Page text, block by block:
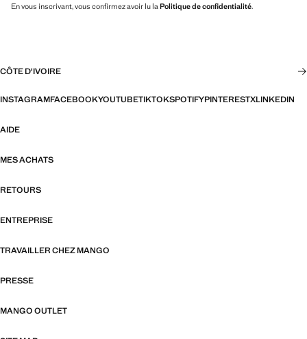
En vous inscrivant, vous confirmez avoir lu la Politique de confidentialité.
CÔTE D'IVOIRE
INSTAGRAMFACEBOOKYOUTUBETIKTOKSPOTIFYPINTERESTXLINKEDIN
AIDE
MES ACHATS
RETOURS
ENTREPRISE
TRAVAILLER CHEZ MANGO
PRESSE
MANGO OUTLET